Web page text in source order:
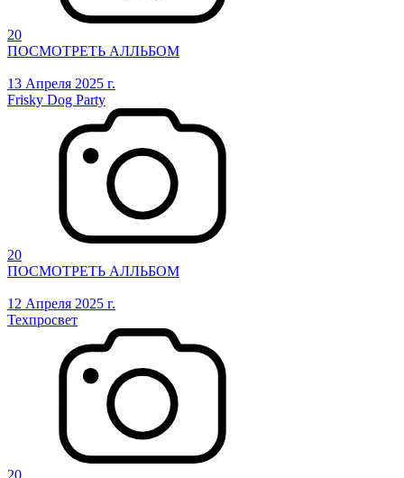
20
ПОСМОТРЕТЬ АЛЛЬБОМ
13 Апреля 2025 г.
Frisky Dog Party
20
ПОСМОТРЕТЬ АЛЛЬБОМ
12 Апреля 2025 г.
Техпросвет
20